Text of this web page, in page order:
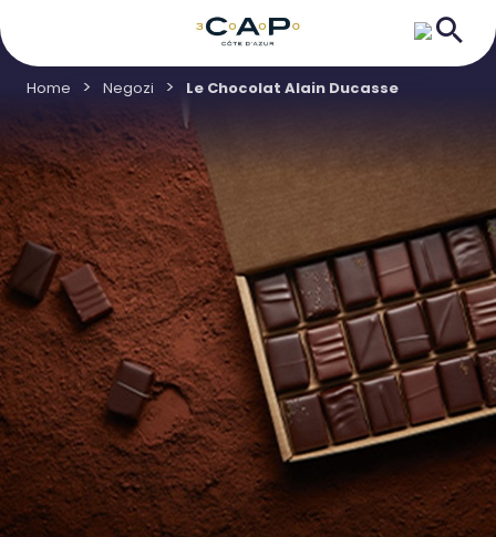
Home Negozi Le Chocolat Alain Ducasse